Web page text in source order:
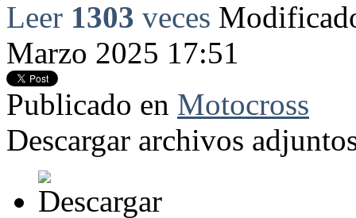
Leer 1303 veces
Marzo 2025 17:51
Publicado en Motocross
Descargar archivos